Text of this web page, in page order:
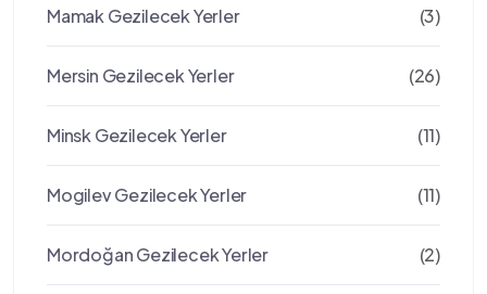
Mamak Gezilecek Yerler (3)
Mersin Gezilecek Yerler (26)
Minsk Gezilecek Yerler (11)
Mogilev Gezilecek Yerler (11)
Mordoğan Gezilecek Yerler (2)